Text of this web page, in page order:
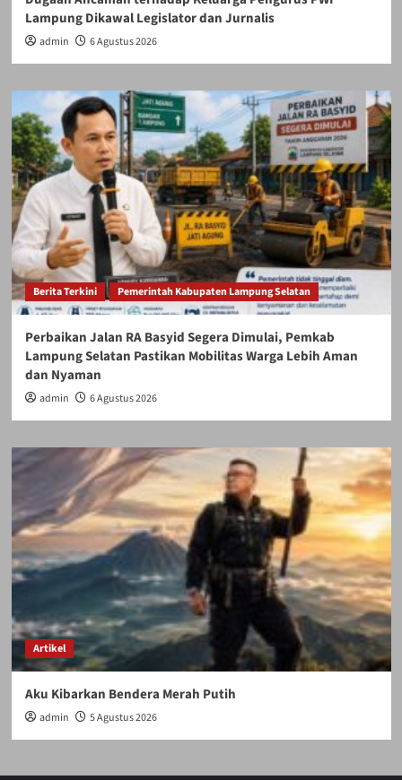
Lampung Dikawal Legislator dan Jurnalis
admin 6 Agustus 2026
Berita Terkini Pemerintah Kabupaten Lampung Selatan
Perbaikan Jalan RA Basyid Segera Dimulai, Pemkab
Lampung Selatan Pastikan Mobilitas Warga Lebih Aman
dan Nyaman
admin 6 Agustus 2026
Artikel
Aku Kibarkan Bendera Merah Putih
admin 5 Agustus 2026